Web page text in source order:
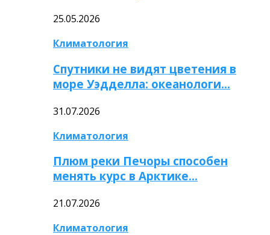
25.05.2026
Климатология
Спутники не видят цветения в
море Уэдделла: океанологи…
31.07.2026
Климатология
Плюм реки Печоры способен
менять курс в Арктике…
21.07.2026
Климатология